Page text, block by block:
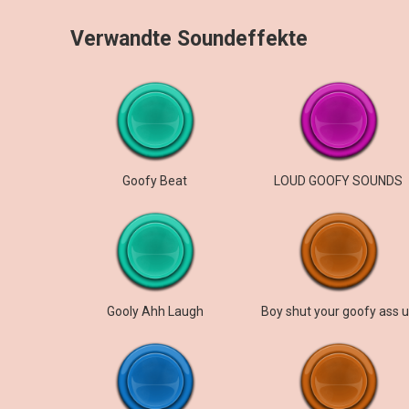
Verwandte Soundeffekte
Goofy Beat LOUD GOOFY SOUNDS
Gooly Ahh Laugh Boy shut your goofy ass